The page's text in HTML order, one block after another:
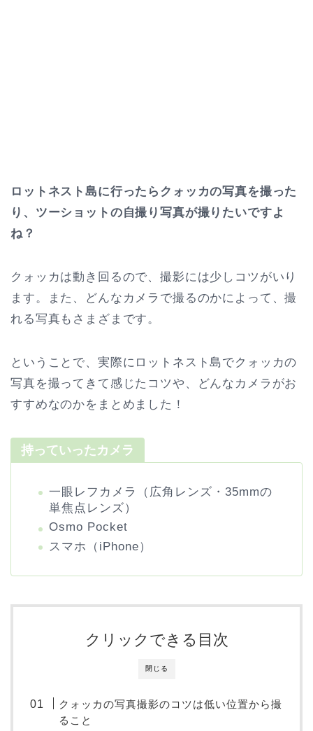
ロットネスト島に行ったらクォッカの写真を撮った
り、ツーショットの自撮り写真が撮りたいですよ
ね？
クォッカは動き回るので、撮影には少しコツがいり
ます。また、どんなカメラで撮るのかによって、撮
れる写真もさまざまです。
ということで、実際にロットネスト島でクォッカの
写真を撮ってきて感じたコツや、どんなカメラがお
すすめなのかをまとめました！
持っていったカメラ
一眼レフカメラ（広角レンズ・35mmの
単焦点レンズ）
Osmo Pocket
スマホ（iPhone）
閉じる
クリックできる目次
クォッカの写真撮影のコツは低い位置から撮
ること